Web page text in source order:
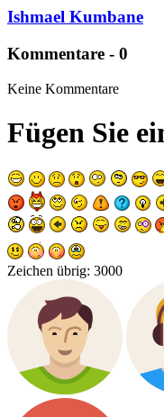
Ishmael Kumbane
Kommentare - 0
Keine Kommentare
Fügen Sie
Zeichen übrig: 3000